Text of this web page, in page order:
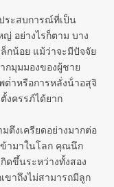
ระสบการณ์ที่เป็น
อย่างไรก็ตาม บาง
กน้อย แม้ว่าจะมีปัจจัย
กมุมมองของผู้ชาย
าหรือการหลั่งน้ําอสุจิ
งครรภ์ได้ยาก
ตึงเครียดอย่างมากต่อ
ข้ามาในโลก คุณนึก
ดขึ้นระหว่างทั้งสอง
ขาถึงไม่สามารถมีลูก